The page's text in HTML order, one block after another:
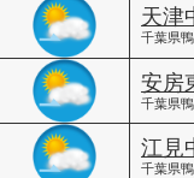
天津
千葉県
安房
千葉県
江見
千葉県